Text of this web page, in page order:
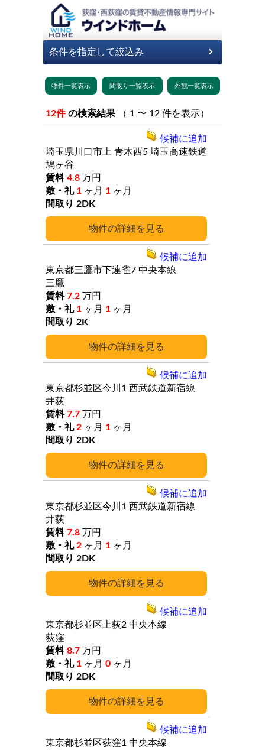
12件 の検索結果 （ 1 〜 12 件を表示）
詳細
埼玉県川口市上 青木西5 埼玉高速鉄道
鳩ヶ谷
4.8 万円
1 ヶ月 1 ヶ月
2DK
候補に追加
詳細
東京都三鷹市下連雀7 中央本線
三鷹
7.2 万円
1 ヶ月 1 ヶ月
2K
候補に追加
詳細
東京都杉並区今川1 西武鉄道新宿線
井荻
7.7 万円
2 ヶ月 1 ヶ月
2DK
候補に追加
詳細
東京都杉並区今川1 西武鉄道新宿線
井荻
7.8 万円
2 ヶ月 1 ヶ月
2DK
候補に追加
詳細
東京都杉並区上荻2 中央本線
荻窪
8.7 万円
1 ヶ月 0 ヶ月
2DK
候補に追加
東京都杉並区荻窪1 中央本線
候補に追加